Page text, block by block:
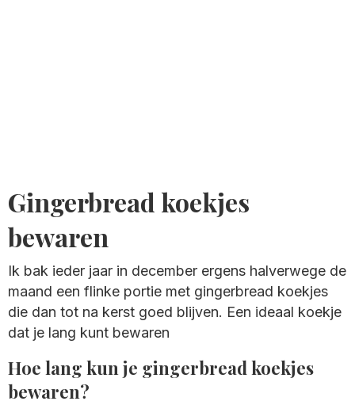
Gingerbread koekjes
bewaren
Ik bak ieder jaar in december ergens halverwege de
maand een flinke portie met gingerbread koekjes
die dan tot na kerst goed blijven. Een ideaal koekje
dat je lang kunt bewaren
Hoe lang kun je gingerbread koekjes
bewaren?